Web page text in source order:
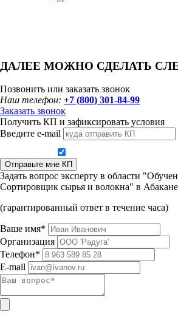
ДАЛЕЕ МОЖНО СДЕЛАТЬ
Позвонить или заказать звонок
Наш телефон: +7 (800) 301-84-99
Заказать звонок
Получить КП и зафиксировать условия
Введите e-mail
Отправьте мне КП
Задать вопрос эксперту в области
Сортировщик сырья и волокна" в Абакане
(гарантированный ответ в течение часа)
Ваше имя*
Организация
Телефон*
E-mail